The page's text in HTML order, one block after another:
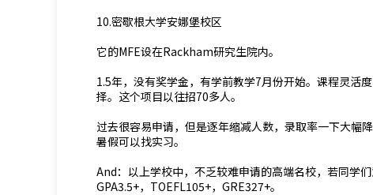
10.密歇根大学安娜堡校区
它的MFE设在Rackham研究生院内。
1.5年，没有奖学金，有学前教学7月份开始。课程灵活
择。这个项目以往招70多人。
过去很容易申请，但是逐年缩减人数，录取率一下大幅
暑假可以找实习。
And：以上学校中，不乏较难申请的高端名校，若同学
GPA3.5+，TOEFL105+，GRE327+。